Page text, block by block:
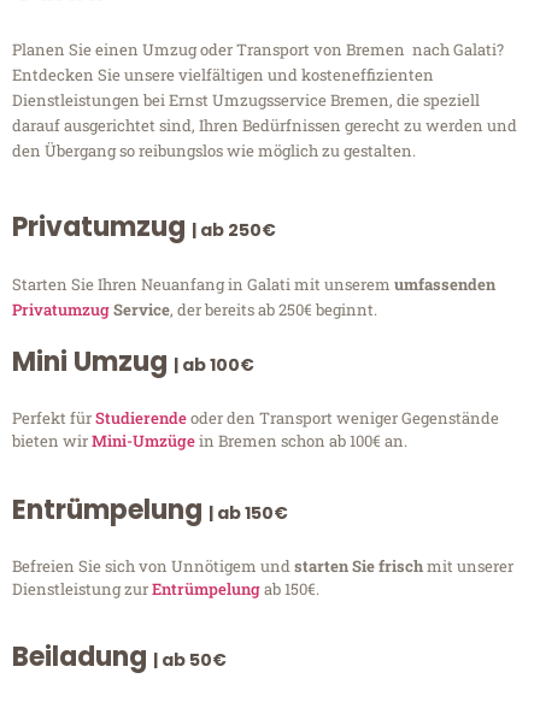
Planen Sie einen Umzug oder Transport von Bremen nach Galati?
Entdecken Sie unsere vielfältigen und kosteneffizienten
Dienstleistungen bei Ernst Umzugsservice Bremen, die speziell
darauf ausgerichtet sind, Ihren Bedürfnissen gerecht zu werden und
den Übergang so reibungslos wie möglich zu gestalten.
Privatumzug | ab 250€
Starten Sie Ihren Neuanfang in Galati mit unserem umfassenden
PrivatumzugService, der bereits ab 250€ beginnt.
Mini Umzug | ab 100€
Perfekt fürStudierendeoder den Transport weniger Gegenstände
bieten wirMini-Umzügein Bremen schon ab 100€ an.
Entrümpelung | ab 150€
Befreien Sie sich von Unnötigem undstarten Sie frischmit unserer
Dienstleistung zurEntrümpelungab 150€.
Beiladung | ab 50€